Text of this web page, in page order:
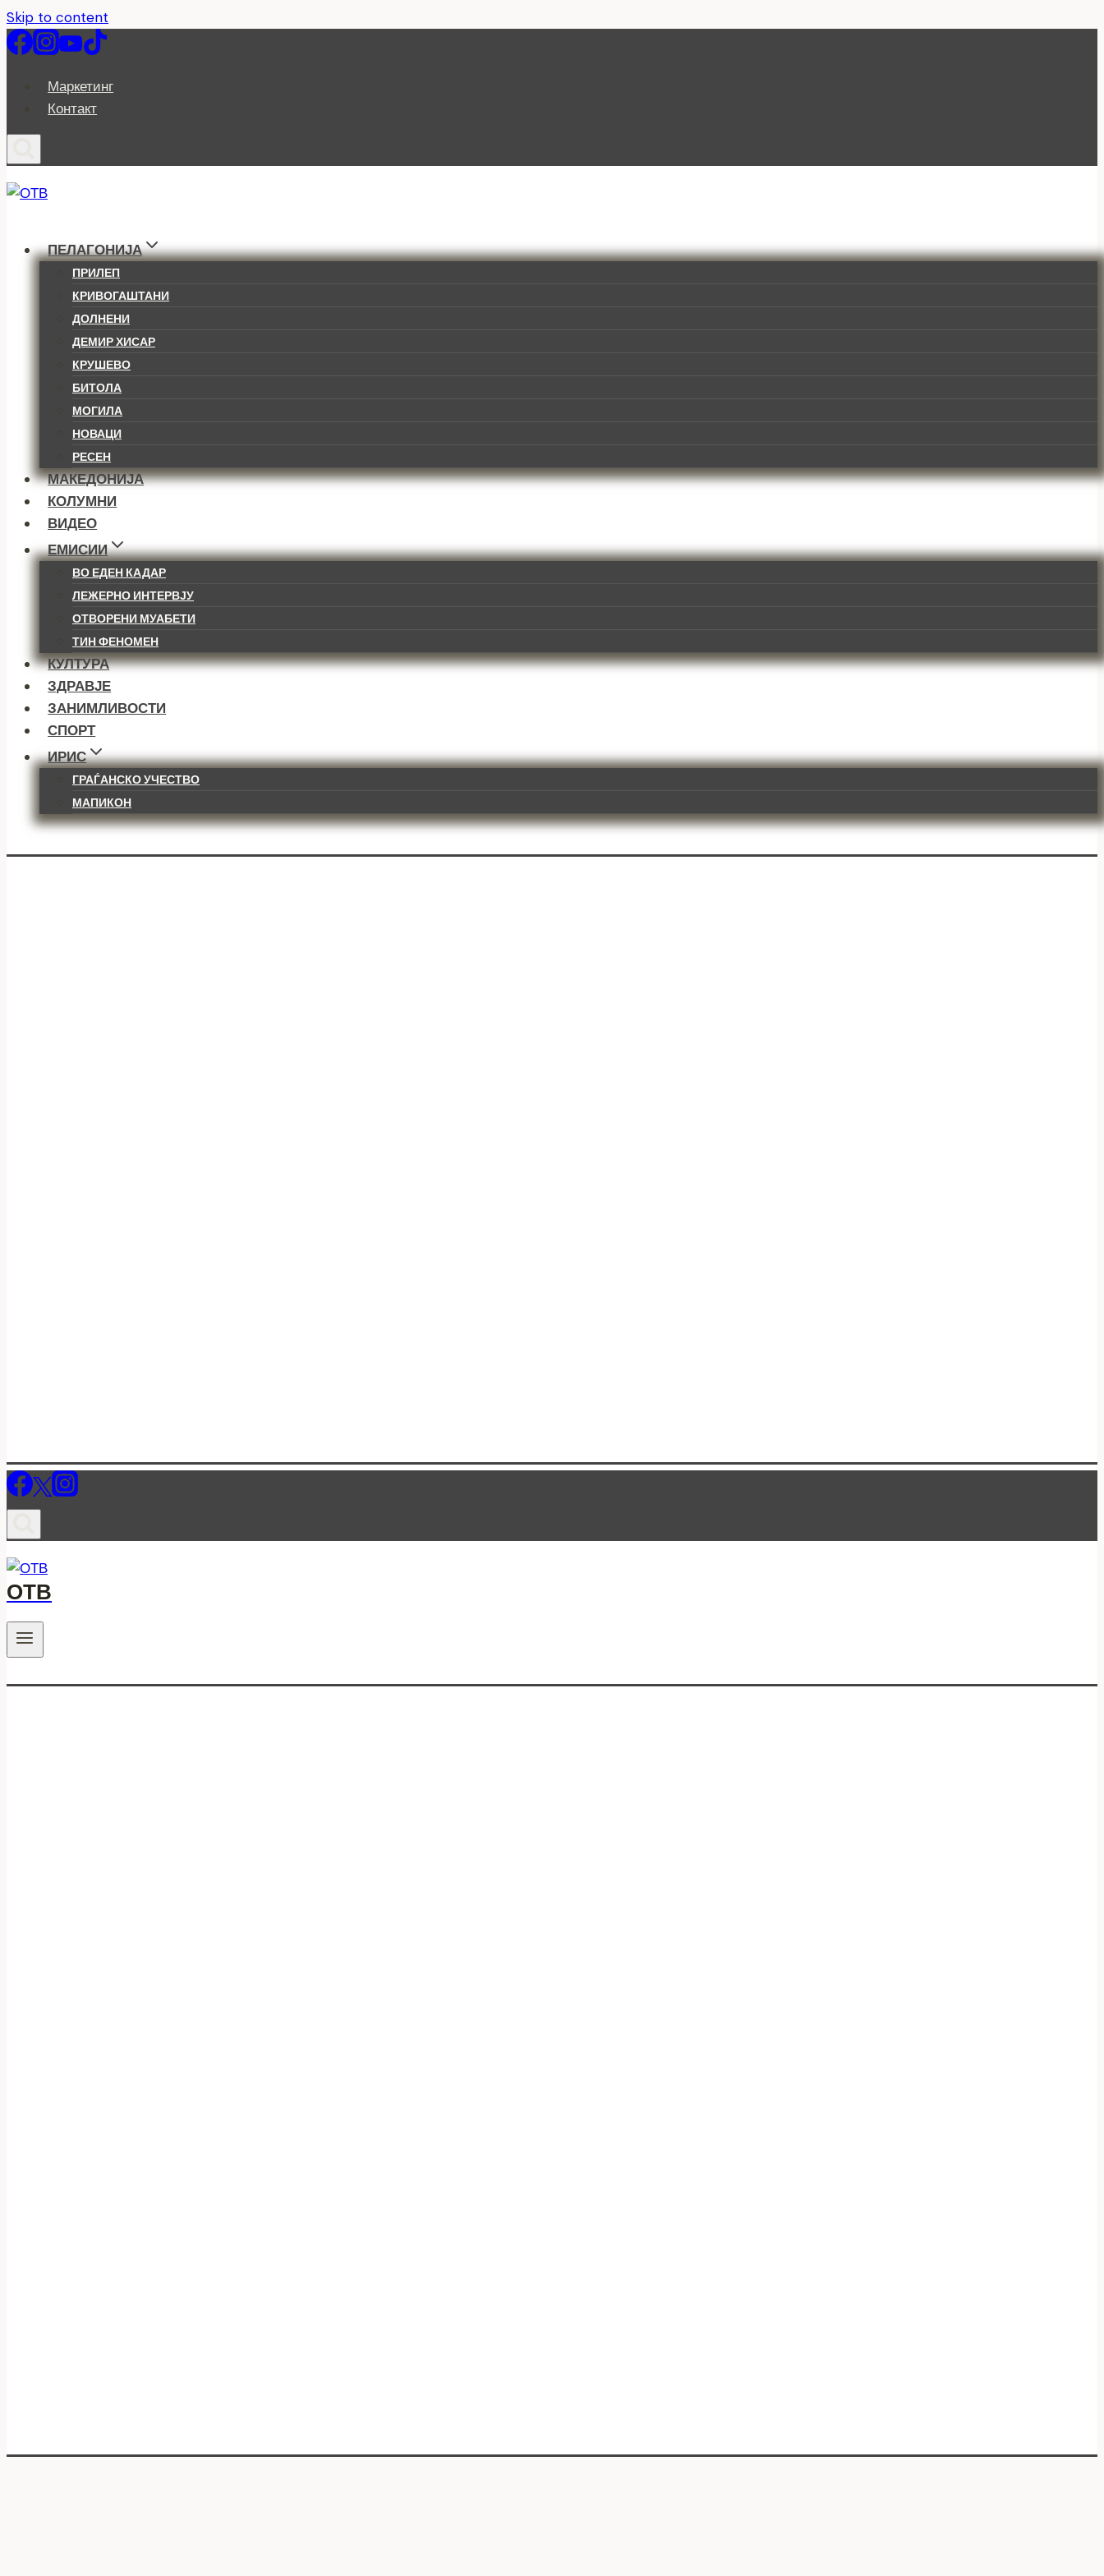
Skip to content
Маркетинг
Контакт
ПЕЛАГОНИЈА
ПРИЛЕП
КРИВОГАШТАНИ
ДОЛНЕНИ
ДЕМИР ХИСАР
КРУШЕВО
БИТОЛА
МОГИЛА
НОВАЦИ
РЕСЕН
МАКЕДОНИЈА
КОЛУМНИ
ВИДЕО
ЕМИСИИ
ВО ЕДЕН КАДАР
ЛЕЖЕРНО ИНТЕРВЈУ
ОТВОРЕНИ МУАБЕТИ
ТИН ФЕНОМЕН
КУЛТУРА
ЗДРАВЈЕ
ЗАНИМЛИВОСТИ
СПОРТ
ИРИС
ГРАЃАНСКО УЧЕСТВО
МАПИКОН
ОТВ